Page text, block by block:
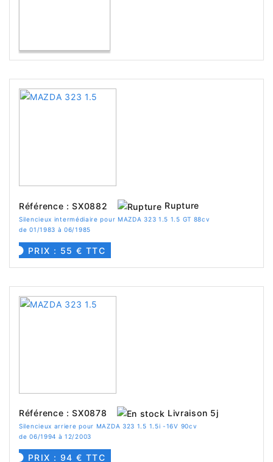
Référence : SX0882 Rupture
Silencieux intermédiaire pour MAZDA 323 1.5 1.5 GT 88cv
de 01/1983 à 06/1985
PRIX : 55 € TTC
Référence : SX0878 Livraison 5j
Silencieux arriere pour MAZDA 323 1.5 1.5i -16V 90cv
de 06/1994 à 12/2003
PRIX : 94 € TTC